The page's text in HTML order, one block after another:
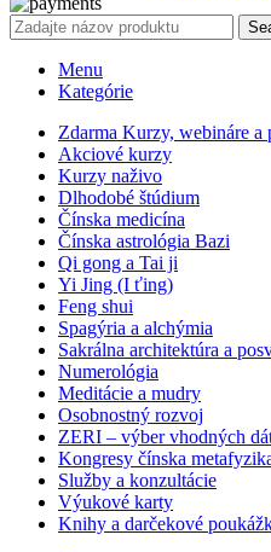
Menu
Kategórie
Zdarma Kurzy, webináre a
Akciové kurzy
Kurzy naživo
Dlhodobé štúdium
Čínska medicína
Čínska astrológia Bazi
Qi gong a Tai ji
Yi Jing (I ťing)
Feng shui
Spagýria a alchýmia
Sakrálna architektúra a
Numerológia
Meditácie a mudry
Osobnostný rozvoj
ZERI – výber vhodných
Kongresy čínska
Služby a konzultácie
Výukové karty
Knihy a darčekové